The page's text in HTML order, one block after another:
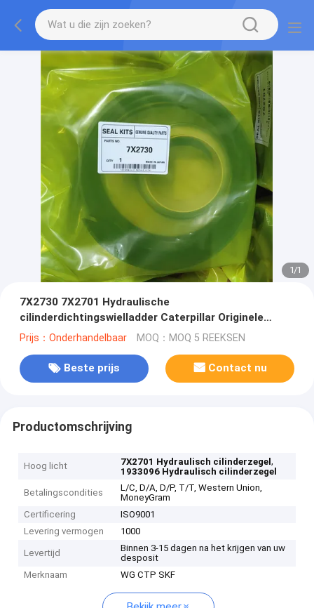
1/1
7X2730 7X2701 Hydraulische
cilinderdichtingswielladder Caterpillar Originele
1933096 8T3649 2456831 BD529274
Prijs：Onderhandelbaar MOQ：MOQ 5 REEKSEN
Beste prijs Contact nu
Productomschrijving
Hoog licht 7X2701 Hydraulisch cilinderzegel,
1933096 Hydraulisch cilinderzegel
Betalingscondities
L/C, D/A, D/P, T/T, Western Union,
MoneyGram
Certificering
ISO9001
Levering vermogen
1000
Levertijd
Binnen 3-15 dagen na het krijgen van uw
desposit
Merknaam
WG CTP SKF